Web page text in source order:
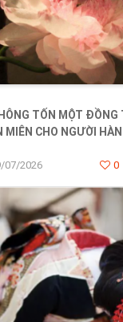
TỐN MỘT ĐỒNG
MIÊN CHO NGƯỜI
07/2026 0